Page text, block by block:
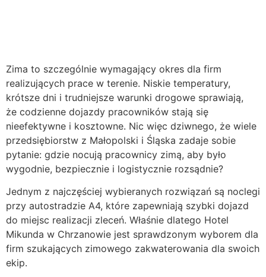
Zima to szczególnie wymagający okres dla firm
realizujących prace w terenie. Niskie temperatury,
krótsze dni i trudniejsze warunki drogowe sprawiają,
że codzienne dojazdy pracowników stają się
nieefektywne i kosztowne. Nic więc dziwnego, że wiele
przedsiębiorstw z Małopolski i Śląska zadaje sobie
pytanie: gdzie nocują pracownicy zimą, aby było
wygodnie, bezpiecznie i logistycznie rozsądnie?
Jednym z najczęściej wybieranych rozwiązań są noclegi
przy autostradzie A4, które zapewniają szybki dojazd
do miejsc realizacji zleceń. Właśnie dlatego Hotel
Mikunda w Chrzanowie jest sprawdzonym wyborem dla
firm szukających zimowego zakwaterowania dla swoich
ekip.